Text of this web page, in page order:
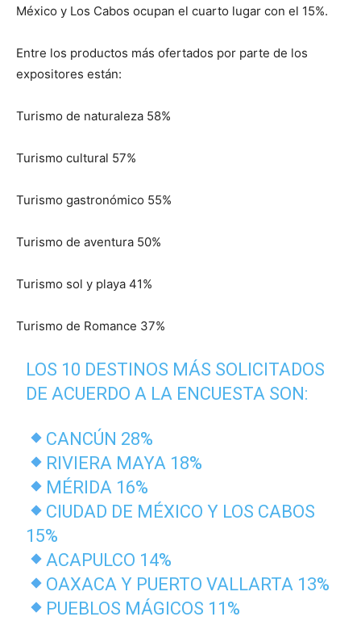
México y Los Cabos ocupan el cuarto lugar con el 15%.
Entre los productos más ofertados por parte de los
expositores están:
Turismo de naturaleza 58%
Turismo cultural 57%
Turismo gastronómico 55%
Turismo de aventura 50%
Turismo sol y playa 41%
Turismo de Romance 37%
LOS 10 DESTINOS MÁS SOLICITADOS
DE ACUERDO A LA ENCUESTA SON:
CANCÚN 28%
RIVIERA MAYA 18%
MÉRIDA 16%
CIUDAD DE MÉXICO Y LOS CABOS
15%
ACAPULCO 14%
OAXACA Y PUERTO VALLARTA 13%
PUEBLOS MÁGICOS 11%